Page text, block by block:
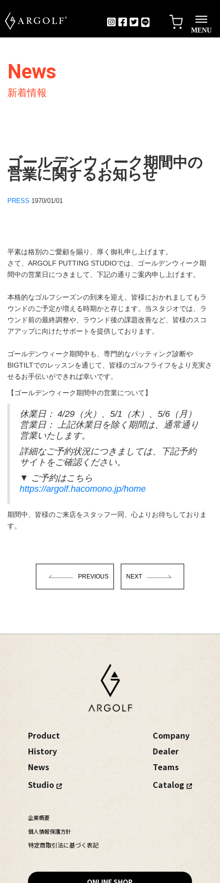
MENU
News
新着情報
ゴールデンウィーク期間中の
営業に関するお知らせ
PRESS 1970/01/01
平素は格別のご愛顧を賜り、厚く御礼申し上げます。
さて、ARGOLF PUTTING STUDIOでは、ゴールデンウィーク期
間中の営業日につきまして、下記の通りご案内申し上げます。
本格的なゴルフシーズンの到来を迎え、皆様におかれましてもラ
ウンドのご予定が増える時期かと存じます。当スタジオでは、ラ
ウンド前の最終調整や、ラウンド後の課題改善など、皆様のスコ
アアップに向けたサポートを提供しております。
ゴールデンウィーク期間中も、専門的なパッティング診断や
BIGTILTでのレッスンを通じて、皆様のゴルフライフをより充実さ
せるお手伝いができれば幸いです。
【ゴールデンウィーク期間中の営業について】
休業日： 4/29（火）、5/1（木）、5/6（月）
営業日： 上記休業日を除く期間は、通常通り
営業いたします。
詳細なご予約状況につきましては、下記予約
サイトをご確認ください。
▼ ご予約はこちら
https://argolf.hacomono.jp/home
期間中、皆様のご来店をスタッフ一同、心よりお待ちしておりま
す。
PREVIOUS NEXT
Product
History
News
Studio
Company
Dealer
Teams
Catalog
企業概要
個人情報保護方針
特定商取引法に基づく表記